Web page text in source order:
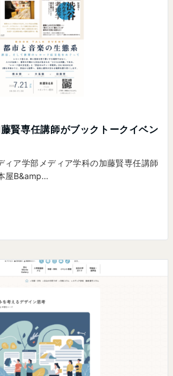
賢専任講師がブックトークイベン
ィア学部メディア学科の加藤賢専任講師
屋B&amp…